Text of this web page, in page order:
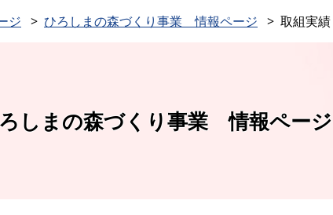
ジ ひろしまの森づくり事業 情報ページ 取組実績
しまの森づくり事業 情報ページ